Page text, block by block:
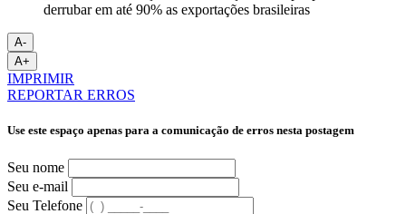
A-
A+
IMPRIMIR
REPORTAR ERROS
Use este espaço apenas para a comunicação de erros nesta postagem
Seu nome
Seu e-mail
Seu Telefone